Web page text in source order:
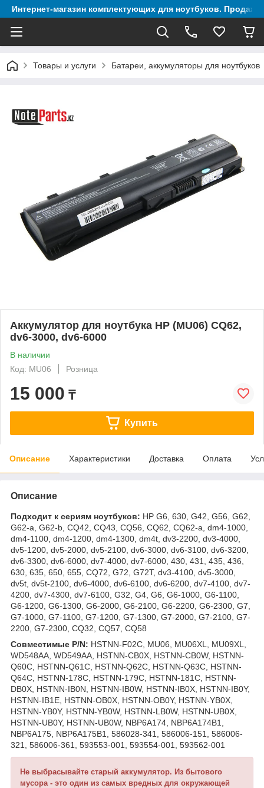
Интернет-магазин комплектующих для ноутбуков. Продажа
Товары и услуги Батареи, аккумуляторы для ноутбуков
Аккумулятор для ноутбука HP (MU06) CQ62,
dv6-3000, dv6-6000
В наличии
Код: MU06
Розница
15 000 ₸
Купить
Описание Характеристики Доставка Оплата
Описание
Подходит к сериям ноутбуков: HP G6, 630, G42, G56, G62,
G62-a, G62-b, CQ42, CQ43, CQ56, CQ62, CQ62-a, dm4-1000,
dm4-1100, dm4-1200, dm4-1300, dm4t, dv3-2200, dv3-4000,
dv5-1200, dv5-2000, dv5-2100, dv6-3000, dv6-3100, dv6-3200,
dv6-3300, dv6-6000, dv7-4000, dv7-6000, 430, 431, 435, 436,
630, 635, 650, 655, CQ72, G72, G72T, dv3-4100, dv5-3000,
dv5t, dv5t-2100, dv6-4000, dv6-6100, dv6-6200, dv7-4100, dv7-
4200, dv7-4300, dv7-6100, G32, G4, G6, G6-1000, G6-1100,
G6-1200, G6-1300, G6-2000, G6-2100, G6-2200, G6-2300, G7,
G7-1000, G7-1100, G7-1200, G7-1300, G7-2000, G7-2100, G7-
2200, G7-2300, CQ32, CQ57, CQ58
Совместимые P/N: HSTNN-F02C, MU06, MU06XL, MU09XL,
WD548AA, WD549AA, HSTNN-CB0X, HSTNN-CB0W, HSTNN-
Q60C, HSTNN-Q61C, HSTNN-Q62C, HSTNN-Q63C, HSTNN-
Q64C, HSTNN-178C, HSTNN-179C, HSTNN-181C, HSTNN-
DB0X, HSTNN-IB0N, HSTNN-IB0W, HSTNN-IB0X, HSTNN-IB0Y,
HSTNN-IB1E, HSTNN-OB0X, HSTNN-OB0Y, HSTNN-YB0X,
HSTNN-YB0Y, HSTNN-YB0W, HSTNN-LB0W, HSTNN-UB0X,
HSTNN-UB0Y, HSTNN-UB0W, NBP6A174, NBP6A174B1,
NBP6A175, NBP6A175B1, 586028-341, 586006-151, 586006-
321, 586006-361, 593553-001, 593554-001, 593562-001
Не выбрасывайте старый аккумулятор. Из бытового
мусора - это один из самых вредных для окружающей